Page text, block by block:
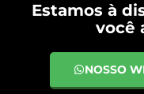
Estamos à
você
NOSSO